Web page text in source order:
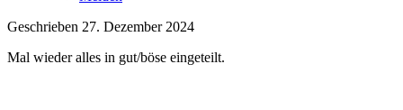
Geschrieben 27. Dezember 2024
Mal wieder alles in gut/böse eingeteilt.